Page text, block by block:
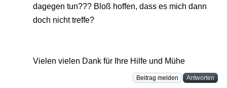
dagegen tun??? Bloß hoffen, dass es mich dann
doch nicht treffe?
Vielen vielen Dank für Ihre Hilfe und Mühe
Beitrag melden Antworten